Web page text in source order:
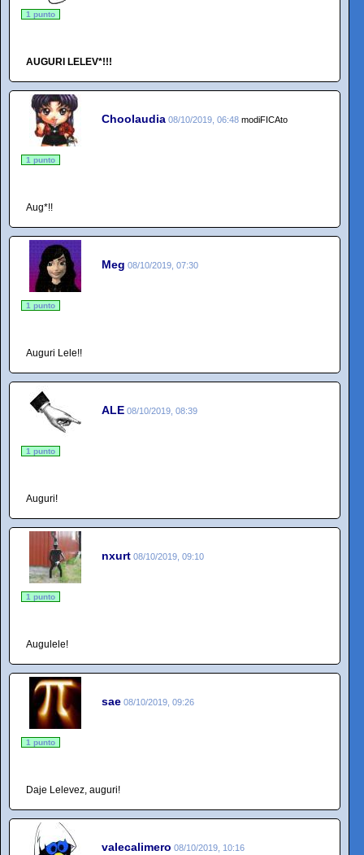
1 punto
AUGURI LELEV*!!!
Choolaudia 08/10/2019, 06:48 modiFICAto
1 punto
Aug*!!
Meg 08/10/2019, 07:30
1 punto
Auguri Lele!!
ALE 08/10/2019, 08:39
1 punto
Auguri!
nxurt 08/10/2019, 09:10
1 punto
Augulele!
sae 08/10/2019, 09:26
1 punto
Daje Lelevez, auguri!
valecalimero 08/10/2019, 10:16